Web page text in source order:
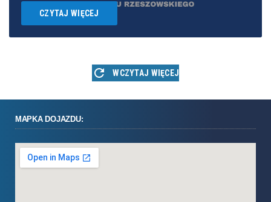
CZYTAJ WIĘCEJ
WCZYTAJ WIĘCEJ
MAPKA DOJAZDU: